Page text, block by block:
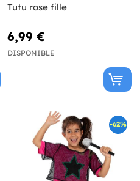
Tutu rose fille
6,99 €
DISPONIBLE
-62%